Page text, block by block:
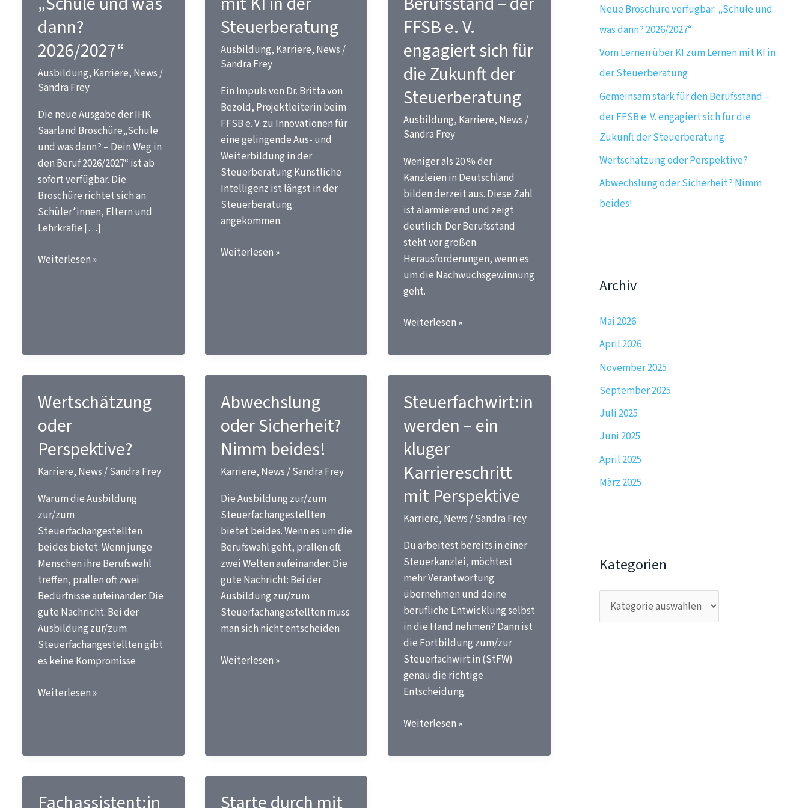
dann?
2026/2027“
Ausbildung, Karriere, News/
Sandra Frey
Die neue Ausgabe der IHK
Saarland Broschüre„Schule
und was dann? – Dein Weg in
den Beruf 2026/2027“ ist ab
sofort verfügbar. Die
Broschüre richtet sich an
Schüler*innen, Eltern und
Lehrkräfte […]
Neue
dann?
2026/2027“
Weiterlesen »
Steuerberatung
Ausbildung, Karriere, News/
Sandra Frey
Ein Impuls von Dr. Britta von
Bezold, Projektleiterin beim
FFSB e. V. zu Innovationen für
eine gelingende Aus- und
Weiterbildung in der
Steuerberatung Künstliche
Intelligenz ist längst in der
Steuerberatung
angekommen.
Vom
der
Weiterlesen »
FFSB e. V.
engagiert sich für
die Zukunft der
Steuerberatung
Ausbildung, Karriere, News/
Sandra Frey
Weniger als 20 % der
Kanzleien in Deutschland
bilden derzeit aus. Diese Zahl
ist alarmierend und zeigt
deutlich: Der Berufsstand
steht vor großen
Herausforderungen, wenn es
um die Nachwuchsgewinnung
geht.
Gemeinsam
für
–
der
FFSB
e.
V.
sich
für
Zukunft
der
Steuerberatung
Weiterlesen »
Wertschätzung
oder
Perspektive?
Karriere, News/Sandra Frey
Warum die Ausbildung
zur/zum
Steuerfachangestellten
beides bietet. Wenn junge
Menschen ihre Berufswahl
treffen, prallen oft zwei
Bedürfnisse aufeinander: Die
gute Nachricht: Bei der
Ausbildung zur/zum
Steuerfachangestellten gibt
es keine Kompromisse
Wertschätzung
Weiterlesen »
Abwechslung
oder Sicherheit?
Nimm beides!
Karriere, News/Sandra Frey
Die Ausbildung zur/zum
Steuerfachangestellten
bietet beides. Wenn es um die
Berufswahl geht, prallen oft
zwei Welten aufeinander: Die
gute Nachricht: Bei der
Ausbildung zur/zum
Steuerfachangestellten muss
man sich nicht entscheiden
Abwechslung
Weiterlesen »
Steuerfachwirt:in
werden – ein
kluger
Karriereschritt
mit Perspektive
Karriere, News/Sandra Frey
Du arbeitest bereits in einer
Steuerkanzlei, möchtest
mehr Verantwortung
übernehmen und deine
berufliche Entwicklung selbst
in die Hand nehmen? Dann ist
die Fortbildung zum/zur
Steuerfachwirt:in (StFW)
genau die richtige
Entscheidung.
Steuerfachwirt:in
–
Weiterlesen »
n
a
c
h
:
Neue Broschüre verfügbar: „Schule und
was dann? 2026/2027“
Vom Lernen über KI zum Lernen mit KI in
der Steuerberatung
Gemeinsam stark für den Berufsstand –
der FFSB e. V. engagiert sich für die
Zukunft der Steuerberatung
Wertschätzung oder Perspektive?
Abwechslung oder Sicherheit? Nimm
beides!
Archiv
Mai 2026
April 2026
November 2025
September 2025
Juli 2025
Juni 2025
April 2025
März 2025
Kategorien